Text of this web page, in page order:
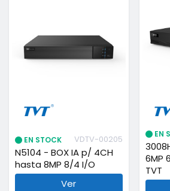
EN STOCK VDTV-00205
N5104 - BOX IA p/ 4CH
hasta 8MP 8/4 I/O
Ver
EN
6MP
TVT